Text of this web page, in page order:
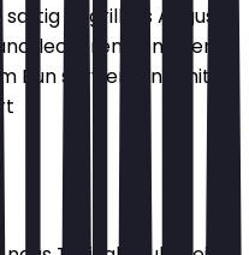
saftig gegrilltes Angus
leckeren Tomaten
Bun serviert und mit